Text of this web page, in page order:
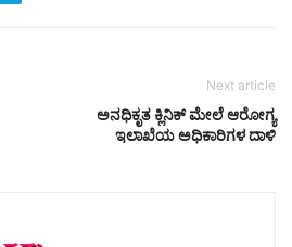
Next article
ಅನಧಿಕೃತ ಕ್ಲಿನಿಕ್ ಮೇಲೆ ಆರೋಗ್ಯ
ಇಲಾಖೆಯ ಅಧಿಕಾರಿಗಳ ದಾಳಿ